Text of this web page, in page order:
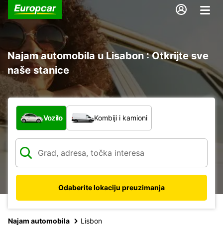
Najam automobila u Lisabon : Otkrijte sve
naše stanice
Koja vrsta vozila?
Vozilo Kombiji i kamioni
Odaberite lokaciju preuzimanja
Najam automobila Lisbon